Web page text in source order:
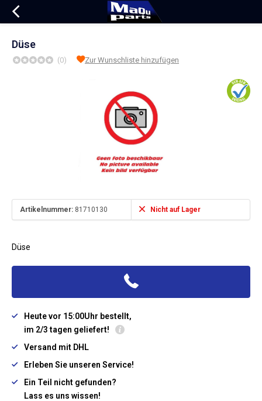
Düse
(0) Zur Wunschliste hinzufügen
Artikelnummer: 81710130 Nicht auf Lager
Düse
Heute vor 15:00Uhr bestellt,
im 2/3 tagen geliefert!
Versand mit DHL
Erleben Sie unseren Service!
Ein Teil nicht gefunden?
Lass es uns wissen!